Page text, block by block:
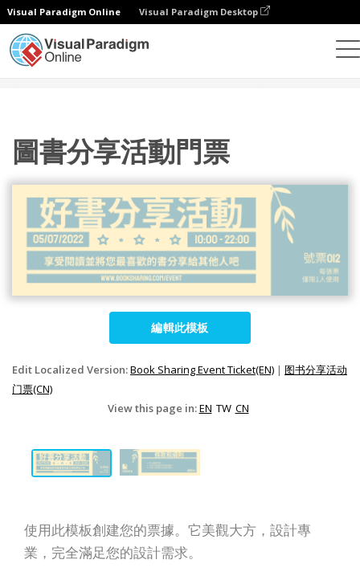
Visual Paradigm Online Visual Paradigm Desktop
圖書分享活動門票
編輯此模板
Edit Localized Version:Book Sharing Event Ticket(EN) | 图书分享活动
门票(CN)
View this page in:EN TW CN
使用此模板創建您的票據。它美觀大方，設計專
業，完全滿足您的設計需求。